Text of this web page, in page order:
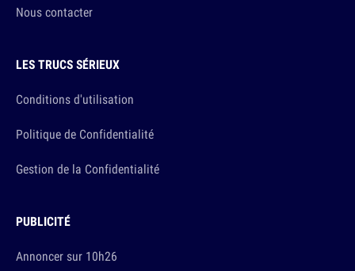
Nous contacter
LES TRUCS SÉRIEUX
Conditions d'utilisation
Politique de Confidentialité
Gestion de la Confidentialité
PUBLICITÉ
Annoncer sur 10h26